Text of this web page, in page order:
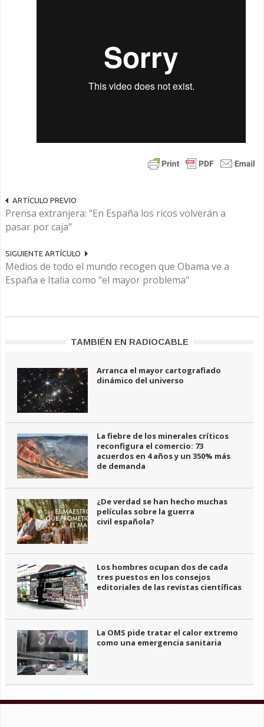
ARTÍCULO PREVIO
Prensa extranjera: "En España los ricos volverán a
pasar por caja"
SIGUIENTE ARTÍCULO
Medios de todo el mundo recogen que Obama ve a
España e Italia como "el mayor problema"
TAMBIÉN EN RADIOCABLE
Arranca el mayor cartografiado
dinámico del universo
La fiebre de los minerales críticos
reconfigura el comercio: 73
acuerdos en 4 años y un 350% más
de demanda
¿De verdad se han hecho muchas
películas sobre la guerra
civil española?
Los hombres ocupan dos de cada
tres puestos en los consejos
editoriales de las revistas científicas
La OMS pide tratar el calor extremo
como una emergencia sanitaria